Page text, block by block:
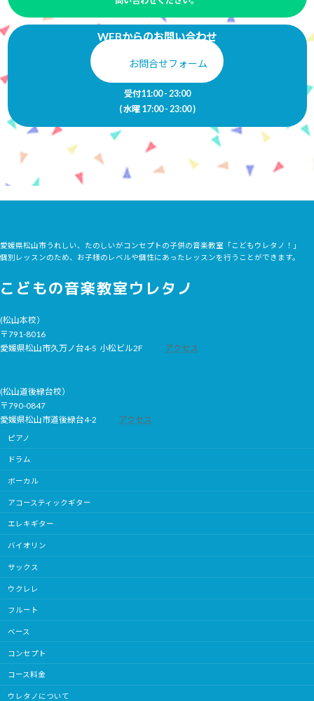
WEBからのお問い合わせ
お問合せフォーム
受付11:00 - 23:00
( 水曜 17:00 - 23:00 )
愛媛県松山市うれしい、たのしいがコンセプトの子供の音楽教室「こどもウレタノ！」
個別レッスンのため、お子様のレベルや個性にあったレッスンを行うことができます。
こどもの音楽教室ウレタノ
(松山本校）
〒791-8016
愛媛県松山市久万ノ台4-5 小松ビル2F
アクセス
(松山道後緑台校）
〒790-0847
愛媛県松山市道後緑台4-2
アクセス
ピアノ
ドラム
ボーカル
アコースティックギター
エレキギター
バイオリン
サックス
ウクレレ
フルート
ベース
コンセプト
コース料金
ウレタノについて